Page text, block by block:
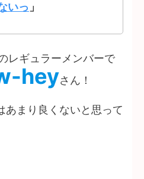
いっ 」
レギュラーメンバーで
heyさん！
あまり良くないと思って